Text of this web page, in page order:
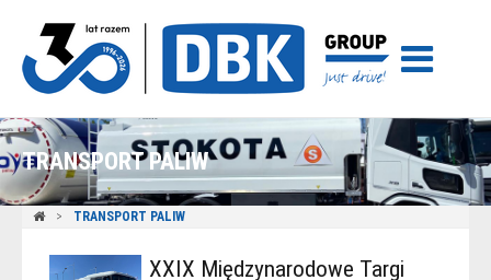
TRANSPORT PALIW
TRANSPORT PALIW
XXIX Międzynarodowe Targi